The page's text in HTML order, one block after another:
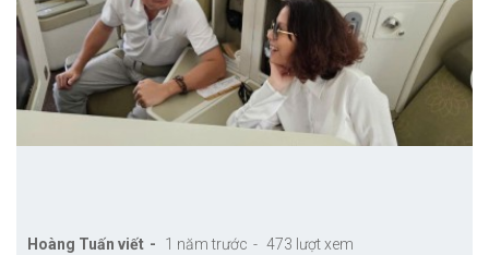
Hoàng Tuấn viết 1 năm trước 473 lượt xem